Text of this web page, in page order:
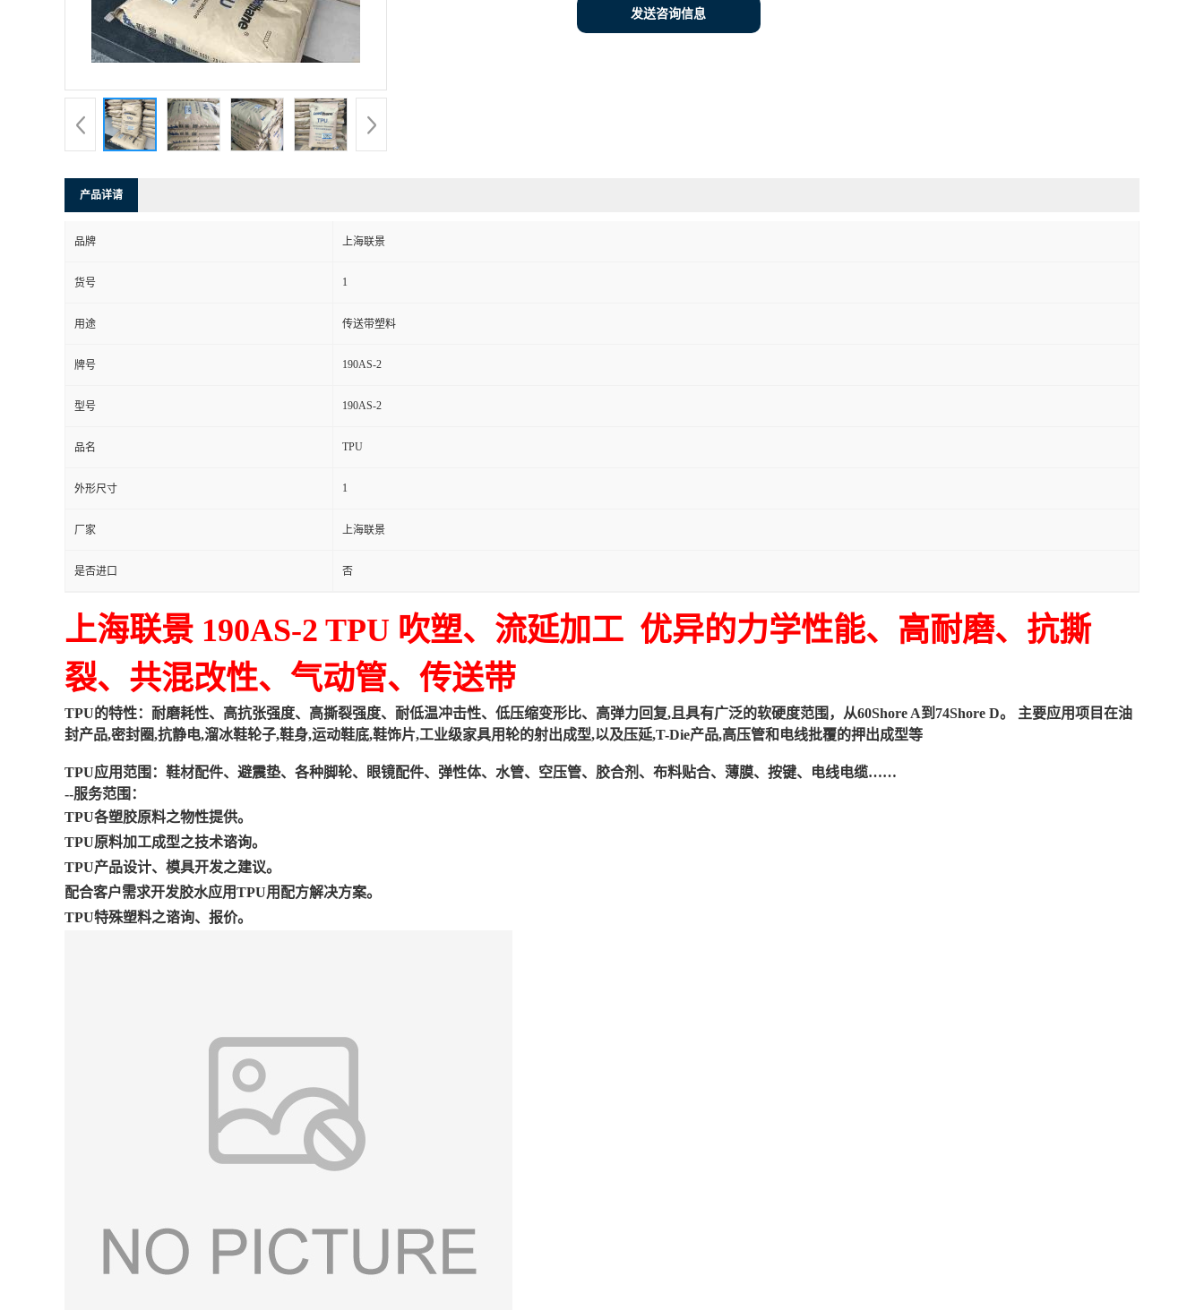
发送咨询信息
产品详请
品牌 上海联景
货号 1
用途 传送带塑料
牌号 190AS-2
型号 190AS-2
品名 TPU
外形尺寸 1
厂家 上海联景
是否进口 否
上海联景 190AS-2 TPU 吹塑、流延加工 优异的力学性能、高耐磨、抗撕
裂、共混改性、气动管、传送带
TPU的特性：耐磨耗性、高抗张强度、高撕裂强度、耐低温冲击性、低压缩变形比、高弹力回复,且具有广泛的软硬度范围，从60Shore A到74Shore D。 主要应用项目在油
封产品,密封圈,抗静电,溜冰鞋轮子,鞋身,运动鞋底,鞋饰片,工业级家具用轮的射出成型,以及压延,T-Die产品,高压管和电线批覆的押出成型等
TPU应用范围：鞋材配件、避震垫、各种脚轮、眼镜配件、弹性体、水管、空压管、胶合剂、布料贴合、薄膜、按键、电线电缆……
--服务范围：
TPU各塑胶原料之物性提供。
TPU原料加工成型之技术谘询。
TPU产品设计、模具开发之建议。
配合客户需求开发胶水应用TPU用配方解决方案。
TPU特殊塑料之谘询、报价。